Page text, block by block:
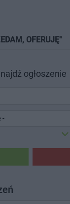
OFERUJĘ"
ogłoszenie